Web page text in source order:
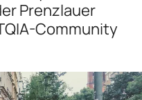
Prenzlauer
Community